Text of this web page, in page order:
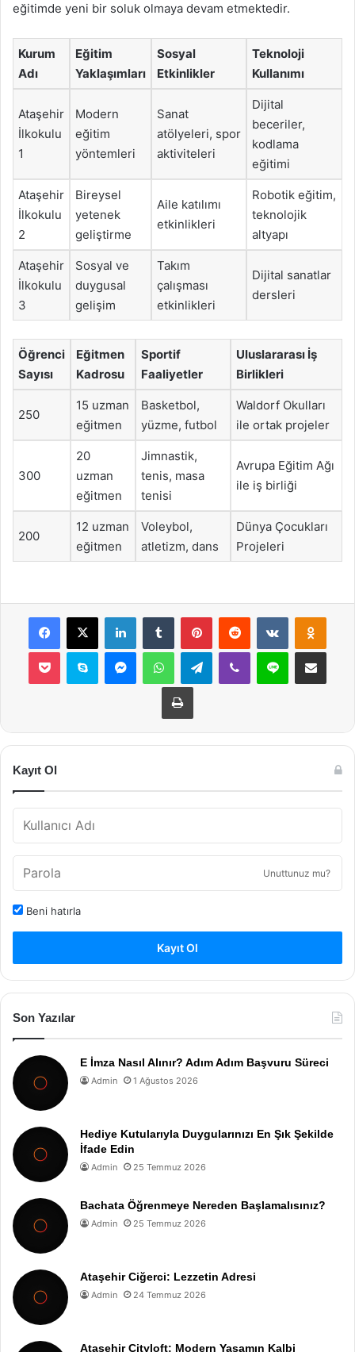
eğitimde yeni bir soluk olmaya devam etmektedir.
Kurum
Adı
Eğitim
Yaklaşımları
Sosyal
Etkinlikler
Teknoloji
Kullanımı
Ataşehir
İlkokulu
1
Modern
eğitim
yöntemleri
Sanat
atölyeleri, spor
aktiviteleri
Dijital
beceriler,
kodlama
eğitimi
Ataşehir
İlkokulu
2
Bireysel
yetenek
geliştirme
Aile katılımı
etkinlikleri
Robotik eğitim,
teknolojik
altyapı
Ataşehir
İlkokulu
3
Sosyal ve
duygusal
gelişim
Takım
çalışması
etkinlikleri
Dijital sanatlar
dersleri
Öğrenci
Sayısı
Eğitmen
Kadrosu
Sportif
Faaliyetler
Uluslararası İş
Birlikleri
250
15 uzman
eğitmen
Basketbol,
yüzme, futbol
Waldorf Okulları
ile ortak projeler
300
20
uzman
eğitmen
Jimnastik,
tenis, masa
tenisi
Avrupa Eğitim Ağı
ile iş birliği
200
12 uzman
eğitmen
Voleybol,
atletizm, dans
Dünya Çocukları
Projeleri
Facebook
X LinkedInTumblr PinterestReddit VKontakte
Pocket Skype MessengerWhatsAppTelegramViber Line E-Posta ile
Yazdır
Kayıt Ol
Unuttunuz mu?
Beni hatırla
Kayıt Ol
Son Yazılar
E İmza Nasıl Alınır? Adım Adım Başvuru Süreci
Admin 1 Ağustos 2026
Hediye Kutularıyla Duygularınızı En Şık Şekilde
İfade Edin
Admin 25 Temmuz 2026
Bachata Öğrenmeye Nereden Başlamalısınız?
Admin 25 Temmuz 2026
Ataşehir Ciğerci: Lezzetin Adresi
Admin 24 Temmuz 2026
Ataşehir Cityloft: Modern Yaşamın Kalbi